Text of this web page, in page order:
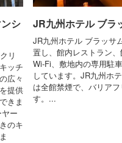
シ
リ
ッチ
広々
提供
きま
ー
のキ
JR九州ホテル ブラ
JR九州ホテル ブラッサ
置し、館内レストラン
Wi-Fi、敷地内の専用駐
しています。JR九州ホ
は全館禁煙で、バリア
す。...